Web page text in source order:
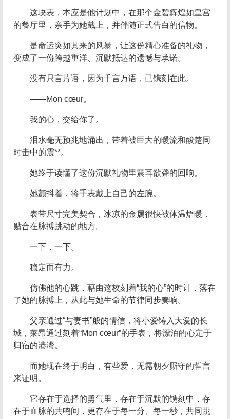
这块表，本应是他计划中，在那个金碧辉煌如皇宫
的餐厅里，亲手为她戴上，并伴随正式告白的信物。
是命运突如其来的风暴，让这份精心准备的礼物，
变成了一份跨越重洋、沉默抵达的遗憾与承诺。
没有只言片语，因为千言万语，已镌刻在此。
——Mon cœur。
我的心，交给你了。
泪水毫无预兆地涌出，带着被巨大的暖流和酸楚同
时击中的震**。
她终于读懂了这份沉默礼物里震耳欲聋的回响。
她颤抖着，将手表戴上自己的左腕。
表带尺寸完美契合，冰凉的金属很快被体温焐暖，
贴合在脉搏跳动的地方。
一下，一下。
稳定而有力。
仿佛他的心跳，藉由这枚刻着“我的心”的时计，落在
了她的脉搏上，从此与她生命的节律同步奏响。
父亲通过“与妻书”般的情信，将小爱铸入大爱的长
城，莱昂通过刻着“Mon cœur”的手表，将漂泊的心定于
归宿的港湾。
而她现在终于明白，有些爱，无需朝夕厮守的誓言
来证明。
它存在于选择的勇气里，存在于沉默的镌刻中，存
在于血脉的共鸣间，更存在于每一分、每一秒，共同跳